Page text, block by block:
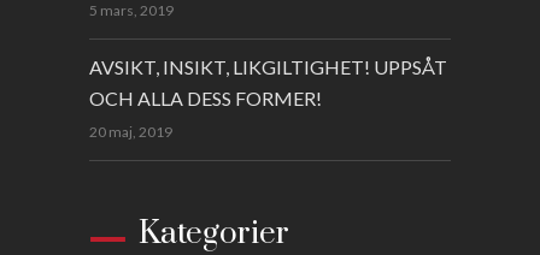
5 mars, 2019
AVSIKT, INSIKT, LIKGILTIGHET! UPPSÅT
OCH ALLA DESS FORMER!
20 maj, 2019
Kategorier